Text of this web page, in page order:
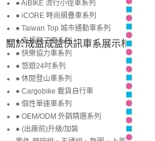
關於成益成益快訊車系展示相簿賞圖
● AiBIKE 流行小徑車系列
● iCORE 時尚摺疊車系列
● Taiwan Top 城市通勤車系列
● 幸福親子車系列
● 快樂協力車系列
● 悠遊24吋系列
● 休閒登山車系列
● Cargobike 載貨自行車
● 個性單速車系列
● OEM/ODM 外銷精選系列
● (出廠前)升級/加裝